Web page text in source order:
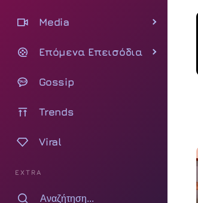
Media
Επόμενα Επεισόδια
Gossip
Trends
Viral
EXTRA